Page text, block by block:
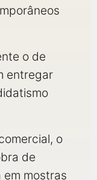
o de
entregar
o
de
mostras